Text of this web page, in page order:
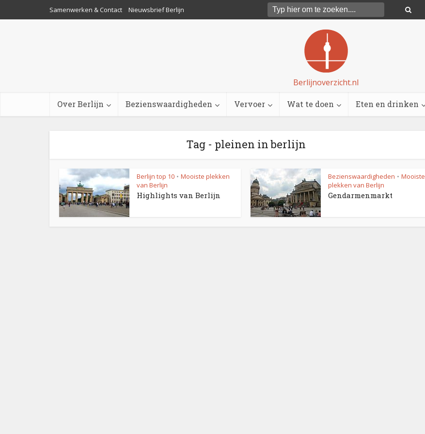
Samenwerken & Contact Nieuwsbrief Berlijn
Berlijnoverzicht.nl
Over Berlijn Bezienswaardigheden Vervoer Wat te doen Eten en drinken
Tag - pleinen in berlijn
Berlijn top 10 • Mooiste plekken
van Berlijn
Highlights van Berlijn
Bezienswaardigheden • Mooiste
plekken van Berlijn
Gendarmenmarkt